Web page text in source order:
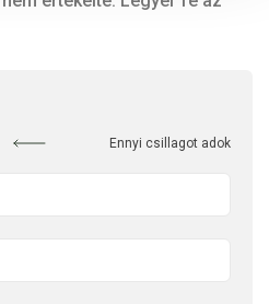
Ennyi csillagot adok